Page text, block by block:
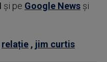
şi pe Google News şi
relație , jim curtis